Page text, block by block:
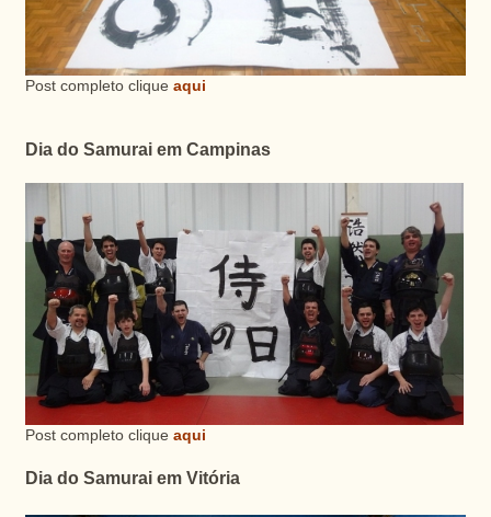
Post completo clique aqui
Dia do Samurai em Campinas
Post completo clique aqui
Dia do Samurai em Vitória